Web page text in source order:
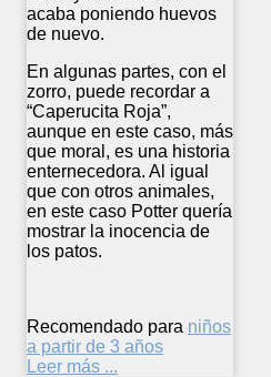
acaba poniendo huevos
de nuevo.
En algunas partes, con el
zorro, puede recordar a
“Caperucita Roja”,
aunque en este caso, más
que moral, es una historia
enternecedora. Al igual
que con otros animales,
en este caso Potter quería
mostrar la inocencia de
los patos.
Recomendado para niños
a partir de 3 años
Leer más ...